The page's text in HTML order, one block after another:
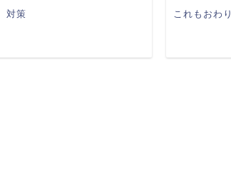
対策 これもおわり